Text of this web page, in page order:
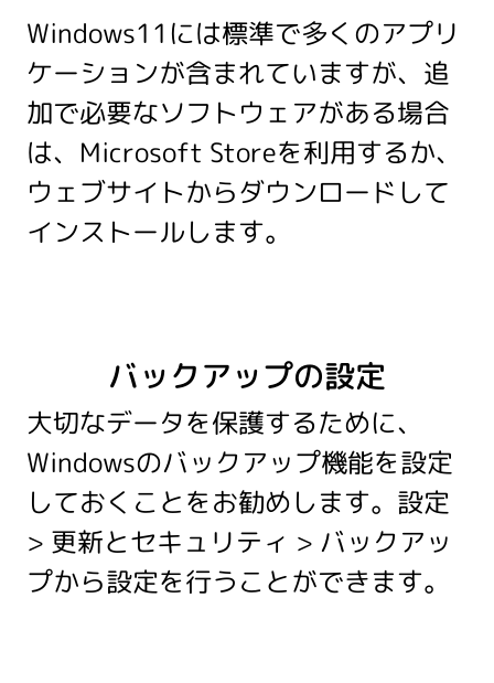
Windows11には標準で多くのアプリ
ケーションが含まれていますが、追
加で必要なソフトウェアがある場合
は、Microsoft Storeを利用するか、
ウェブサイトからダウンロードして
インストールします。
バックアップの設定
大切なデータを保護するために、
Windowsのバックアップ機能を設定
しておくことをお勧めします。設定
> 更新とセキュリティ > バックアッ
プから設定を行うことができます。